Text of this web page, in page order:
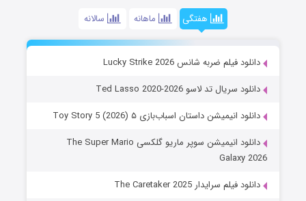
هفتگی ماهانه سالانه
دانلود فیلم ضربه شانس Lucky Strike 2026
دانلود سریال تد لاسو Ted Lasso 2020-2026
دانلود انیمیشن داستان اسباب‌بازی ۵ Toy Story 5 (2026)
دانلود انیمیشن سوپر ماریو گلکسی The Super Mario
Galaxy 2026
دانلود فیلم سرایدار The Caretaker 2025